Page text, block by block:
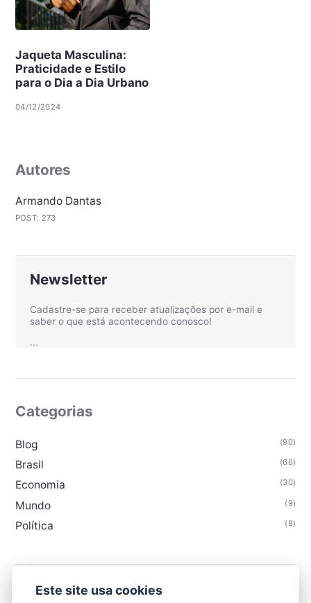
Jaqueta Masculina:
Praticidade e Estilo
para o Dia a Dia Urbano
04/12/2024
Autores
Armando Dantas
POST: 273
Newsletter
Cadastre-se para receber atualizações por e-mail e
saber o que está acontecendo conosco!
...
Categorias
Blog (90)
Brasil (66)
Economia (30)
Mundo (9)
Política (8)
Este site usa cookies